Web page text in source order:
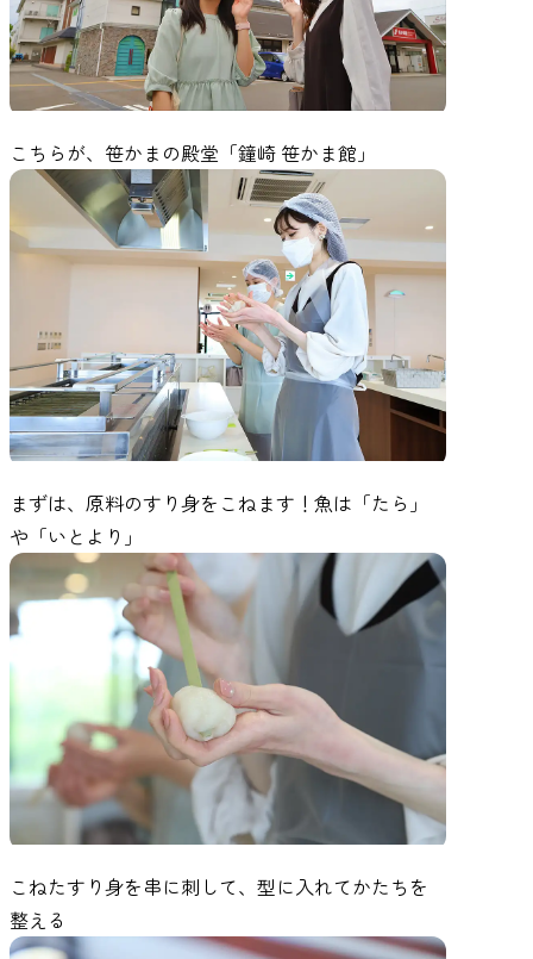
こちらが、笹かまの殿堂「鐘崎 笹かま館」
まずは、原料のすり身をこねます！魚は「たら」
や「いとより」
こねたすり身を串に刺して、型に入れてかたちを
整える